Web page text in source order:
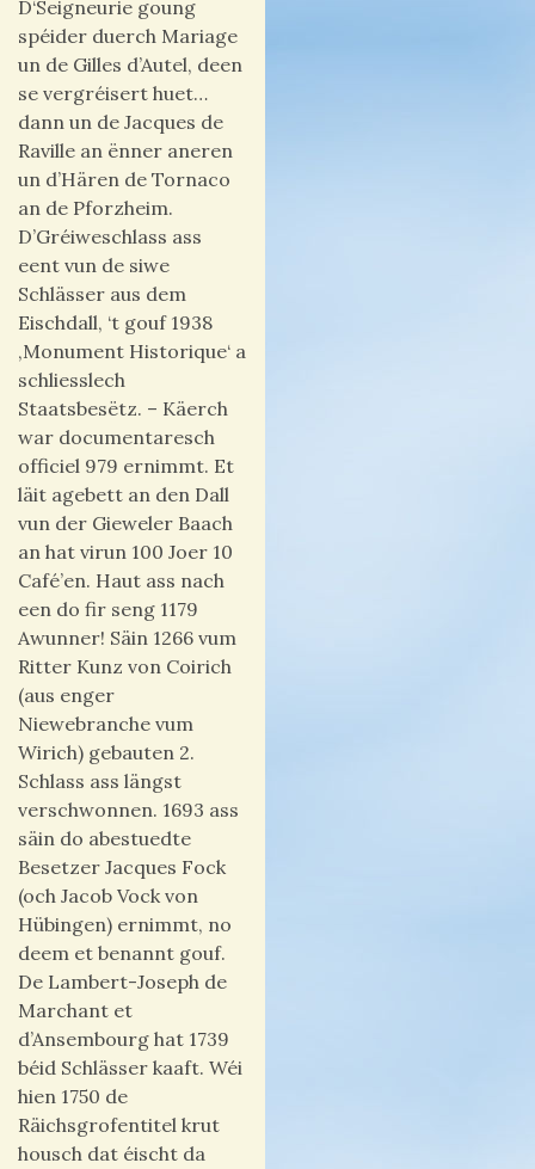
D‘Seigneurie goung
spéider duerch Mariage
un de Gilles d’Autel, deen
se vergréisert huet…
dann un de Jacques de
Raville an ënner aneren
un d’Hären de Tornaco
an de Pforzheim.
D’Gréiweschlass ass
eent vun de siwe
Schlässer aus dem
Eischdall, ‘t gouf 1938
‚Monument Historique‘ a
schliesslech
Staatsbesëtz. – Käerch
war documentaresch
officiel 979 ernimmt. Et
läit agebett an den Dall
vun der Gieweler Baach
an hat virun 100 Joer 10
Café’en. Haut ass nach
een do fir seng 1179
Awunner! Säin 1266 vum
Ritter Kunz von Coirich
(aus enger
Niewebranche vum
Wirich) gebauten 2.
Schlass ass längst
verschwonnen. 1693 ass
säin do abestuedte
Besetzer Jacques Fock
(och Jacob Vock von
Hübingen) ernimmt, no
deem et benannt gouf.
De Lambert-Joseph de
Marchant et
d’Ansembourg hat 1739
béid Schlässer kaaft. Wéi
hien 1750 de
Räichsgrofentitel krut
housch dat éischt da